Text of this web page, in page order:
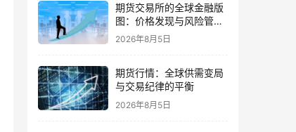
期货交易所的全球金融版
图：价格发现与风险管理
的核心
2026年8月5日
期货行情：全球供需变局
与交易纪律的平衡
2026年8月5日